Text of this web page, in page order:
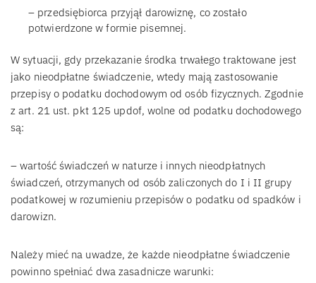
– przedsiębiorca przyjął darowiznę, co zostało
potwierdzone w formie pisemnej.
W sytuacji, gdy przekazanie środka trwałego traktowane jest
jako nieodpłatne świadczenie, wtedy mają zastosowanie
przepisy o podatku dochodowym od osób fizycznych. Zgodnie
z art. 21 ust. pkt 125 updof, wolne od podatku dochodowego
są:
– wartość świadczeń w naturze i innych nieodpłatnych
świadczeń, otrzymanych od osób zaliczonych do I i II grupy
podatkowej w rozumieniu przepisów o podatku od spadków i
darowizn.
Należy mieć na uwadze, że każde nieodpłatne świadczenie
powinno spełniać dwa zasadnicze warunki: